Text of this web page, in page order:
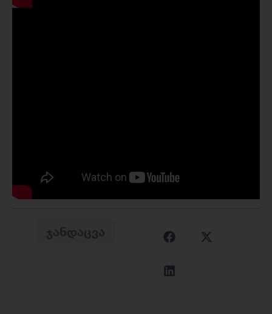
ᲯᲐᲜᲓᲐᲪᲕᲐ